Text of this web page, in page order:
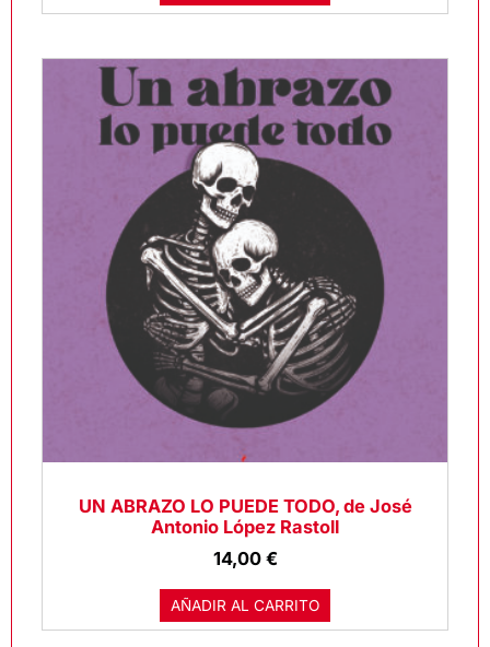
UN ABRAZO LO PUEDE TODO, de José
Antonio López Rastoll
14,00 €
AÑADIR AL CARRITO